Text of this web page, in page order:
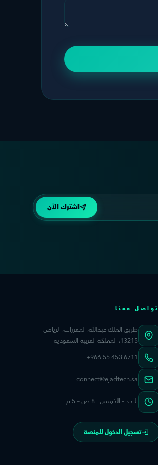
اشترك الآن
تواصل معنا
طريق الملك عبدالله، المغرزات، الرياض
13215، المملكة العربية السعودية
+966 55 453 6711
connect@ejadtech.sa
الأحد – الخميس | 8 ص – 5 م
تسجيل الدخول للمنصة